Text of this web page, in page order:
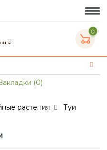
0
(0)
растения
Туи